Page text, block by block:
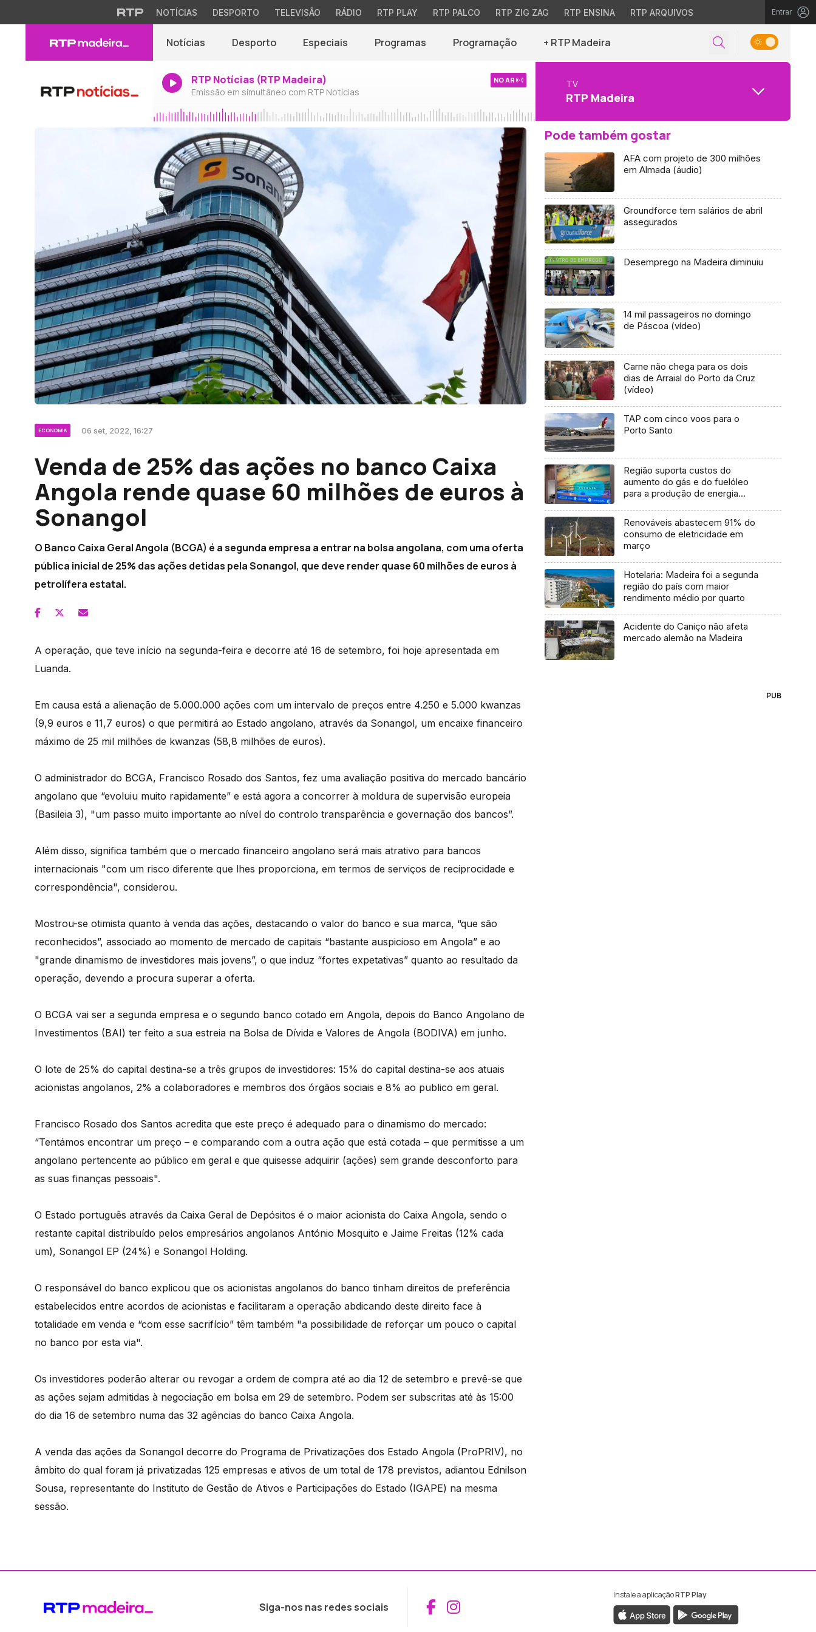
NOTÍCIAS DESPORTO TELEVISÃO RÁDIO RTP PLAY RTP PALCO RTP ZIG ZAG RTP ENSINA RTP ARQUIVOS Entrar
Notícias Desporto Especiais Programas Programação + RTP Madeira
RTP Notícias (RTP Madeira)
Emissão em simultâneo com RTP Notícias
NO AR TV
RTP Madeira
ECONOMIA 06 set, 2022, 16:27
Venda de 25% das ações no banco Caixa
Angola rende quase 60 milhões de euros à
Sonangol
O Banco Caixa Geral Angola (BCGA) é a segunda empresa a entrar na bolsa angolana, com uma oferta
pública inicial de 25% das ações detidas pela Sonangol, que deve render quase 60 milhões de euros à
petrolífera estatal.
A operação, que teve início na segunda-feira e decorre até 16 de setembro, foi hoje apresentada em
Luanda.
Em causa está a alienação de 5.000.000 ações com um intervalo de preços entre 4.250 e 5.000 kwanzas
(9,9 euros e 11,7 euros) o que permitirá ao Estado angolano, através da Sonangol, um encaixe financeiro
máximo de 25 mil milhões de kwanzas (58,8 milhões de euros).
O administrador do BCGA, Francisco Rosado dos Santos, fez uma avaliação positiva do mercado bancário
angolano que “evoluiu muito rapidamente” e está agora a concorrer à moldura de supervisão europeia
(Basileia 3), "um passo muito importante ao nível do controlo transparência e governação dos bancos”.
Além disso, significa também que o mercado financeiro angolano será mais atrativo para bancos
internacionais "com um risco diferente que lhes proporciona, em termos de serviços de reciprocidade e
correspondência", considerou.
Mostrou-se otimista quanto à venda das ações, destacando o valor do banco e sua marca, “que são
reconhecidos”, associado ao momento de mercado de capitais “bastante auspicioso em Angola” e ao
"grande dinamismo de investidores mais jovens”, o que induz “fortes expetativas” quanto ao resultado da
operação, devendo a procura superar a oferta.
O BCGA vai ser a segunda empresa e o segundo banco cotado em Angola, depois do Banco Angolano de
Investimentos (BAI) ter feito a sua estreia na Bolsa de Dívida e Valores de Angola (BODIVA) em junho.
O lote de 25% do capital destina-se a três grupos de investidores: 15% do capital destina-se aos atuais
acionistas angolanos, 2% a colaboradores e membros dos órgãos sociais e 8% ao publico em geral.
Francisco Rosado dos Santos acredita que este preço é adequado para o dinamismo do mercado:
“Tentámos encontrar um preço – e comparando com a outra ação que está cotada – que permitisse a um
angolano pertencente ao público em geral e que quisesse adquirir (ações) sem grande desconforto para
as suas finanças pessoais".
O Estado português através da Caixa Geral de Depósitos é o maior acionista do Caixa Angola, sendo o
restante capital distribuído pelos empresários angolanos António Mosquito e Jaime Freitas (12% cada
um), Sonangol EP (24%) e Sonangol Holding.
O responsável do banco explicou que os acionistas angolanos do banco tinham direitos de preferência
estabelecidos entre acordos de acionistas e facilitaram a operação abdicando deste direito face à
totalidade em venda e “com esse sacrifício” têm também "a possibilidade de reforçar um pouco o capital
no banco por esta via".
Os investidores poderão alterar ou revogar a ordem de compra até ao dia 12 de setembro e prevê-se que
as ações sejam admitidas à negociação em bolsa em 29 de setembro. Podem ser subscritas até às 15:00
do dia 16 de setembro numa das 32 agências do banco Caixa Angola.
A venda das ações da Sonangol decorre do Programa de Privatizações dos Estado Angola (ProPRIV), no
âmbito do qual foram já privatizadas 125 empresas e ativos de um total de 178 previstos, adiantou Ednilson
Sousa, representante do Instituto de Gestão de Ativos e Participações do Estado (IGAPE) na mesma
sessão.
Pode também gostar
AFA com projeto de 300 milhões
em Almada (áudio)
Groundforce tem salários de abril
assegurados
Desemprego na Madeira diminuiu
14 mil passageiros no domingo
de Páscoa (vídeo)
Carne não chega para os dois
dias de Arraial do Porto da Cruz
(vídeo)
TAP com cinco voos para o
Porto Santo
Região suporta custos do
aumento do gás e do fuelóleo
para a produção de energia
Renováveis abastecem 91% do
consumo de eletricidade em
março
Hotelaria: Madeira foi a segunda
região do país com maior
rendimento médio por quarto
Acidente do Caniço não afeta
mercado alemão na Madeira
PUB
Siga-nos nas redes sociais Aceder ao Facebook da RTP Madeira
Aceder ao Instagram da RTP Madeira
Instale a aplicaçãoRTP Play